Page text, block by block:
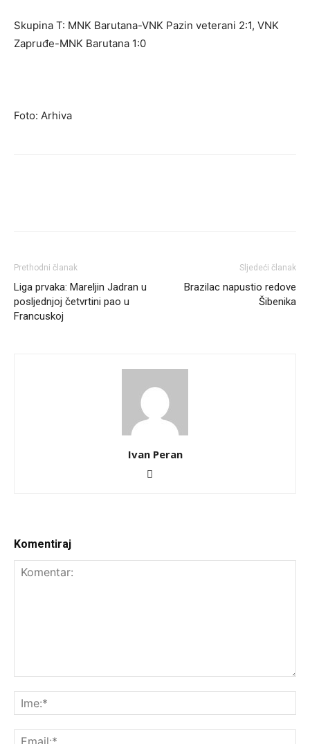
Skupina T: MNK Barutana-VNK Pazin veterani 2:1, VNK
Zapruđe-MNK Barutana 1:0
Foto: Arhiva
Prethodni članak
Liga prvaka: Mareljin Jadran u
posljednjoj četvrtini pao u
Francuskoj
Sljedeći članak
Brazilac napustio redove
Šibenika
Ivan Peran
Komentiraj